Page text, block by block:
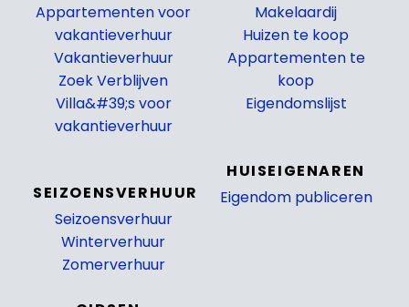
Appartementen voor
vakantieverhuur
Vakantieverhuur
Zoek Verblijven
Villa&#39;s voor
vakantieverhuur
SEIZOENSVERHUUR
Seizoensverhuur
Winterverhuur
Zomerverhuur
Makelaardij
Huizen te koop
Appartementen te
koop
Eigendomslijst
HUISEIGENAREN
Eigendom publiceren